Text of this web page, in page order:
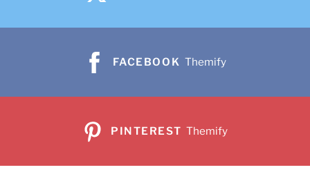
FACEBOOK Themify
PINTEREST Themify